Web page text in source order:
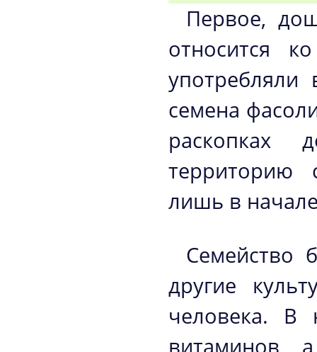
Первое,
относится
семена
раскопках
территорию
лишь в
Семейство
другие
человека. В
витаминов,